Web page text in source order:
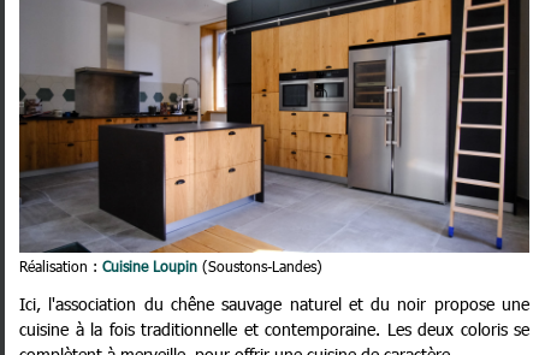
Réalisation : Cuisine Loupin (Soustons-Landes)
Ici, l'association du chêne sauvage naturel et du noir propose une
cuisine à la fois traditionnelle et contemporaine. Les deux coloris se